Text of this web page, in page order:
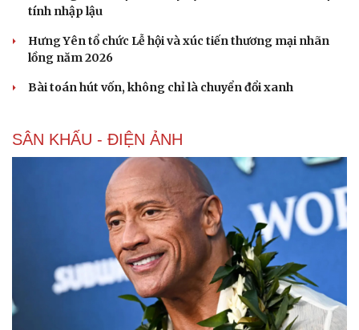
tính nhập lậu
Hưng Yên tổ chức Lễ hội và xúc tiến thương mại nhãn
lồng năm 2026
Bài toán hút vốn, không chỉ là chuyển đổi xanh
SÂN KHẤU - ĐIỆN ẢNH